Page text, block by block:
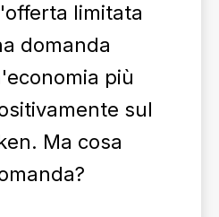
limitata
domanda
più
sul
Ma cosa